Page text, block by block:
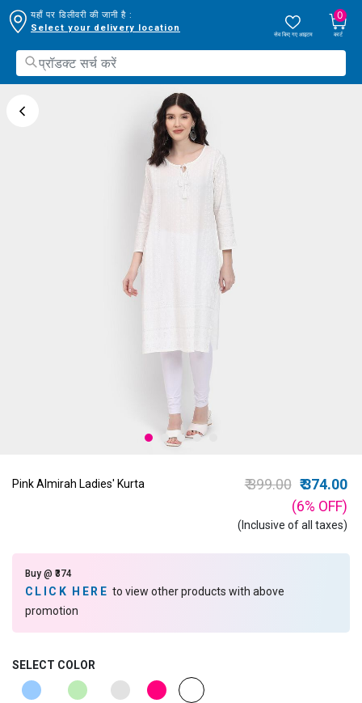
यहाँ पर डिलीवरी की जानी है :
Select your delivery location
सेव किए गए आइटम
0
कार्ट
Pink Almirah Ladies' Kurta Price reduced
₹ 399.00to₹ 374.00
(6% OFF)
(Inclusive of all taxes)
Buy @ ₹374
CLICK HEREto view other products with above
promotion
SELECT COLOR